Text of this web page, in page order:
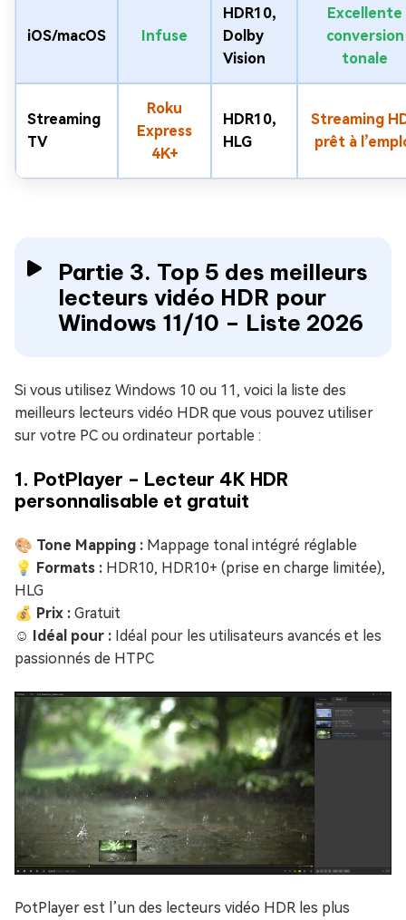
iOS/macOS Infuse
HDR10,
Dolby
Vision
Excellente
conversion
tonale
Streaming
TV
Roku
Express
4K+
HDR10,
HLG
Streaming
prêt à
Partie 3. Top 5 des meilleurs
lecteurs vidéo HDR pour
Windows 11/10 – Liste 2026
Si vous utilisez Windows 10 ou 11, voici la liste des
meilleurs lecteurs vidéo HDR que vous pouvez utiliser
sur votre PC ou ordinateur portable :
1. PotPlayer – Lecteur 4K HDR
personnalisable et gratuit
🎨 Tone Mapping : Mappage tonal intégré réglable
💡 Formats : HDR10, HDR10+ (prise en charge limitée),
HLG
💰 Prix : Gratuit
☺️ Idéal pour : Idéal pour les utilisateurs avancés et les
passionnés de HTPC
PotPlayer est l’un des lecteurs vidéo HDR les plus